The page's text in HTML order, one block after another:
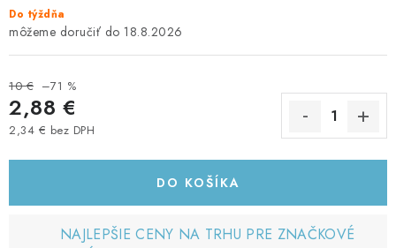
Do týždňa
18.8.2026
10 € –71 %
2,88 €
2,34 € bez DPH
DO KOŠÍKA
NAJLEPŠIE CENY NA TRHU PRE ZNAČKOVÉ